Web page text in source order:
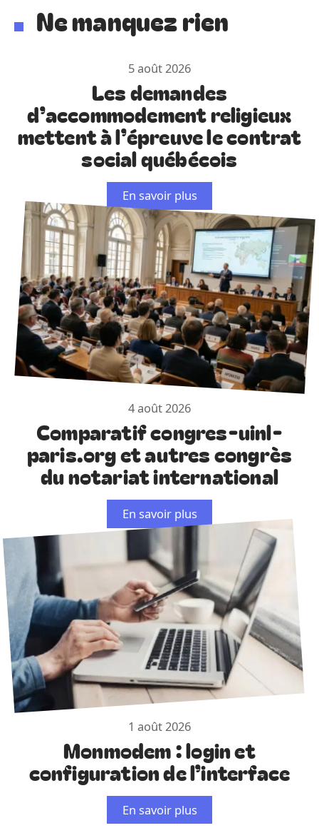
Ne manquez rien
5 août 2026
Les demandes
d’accommodement religieux
mettent à l’épreuve le contrat
social québécois
En savoir plus
4 août 2026
Comparatif congres-uinl-
paris.org et autres congrès
du notariat international
En savoir plus
1 août 2026
Monmodem : login et
configuration de l’interface
En savoir plus